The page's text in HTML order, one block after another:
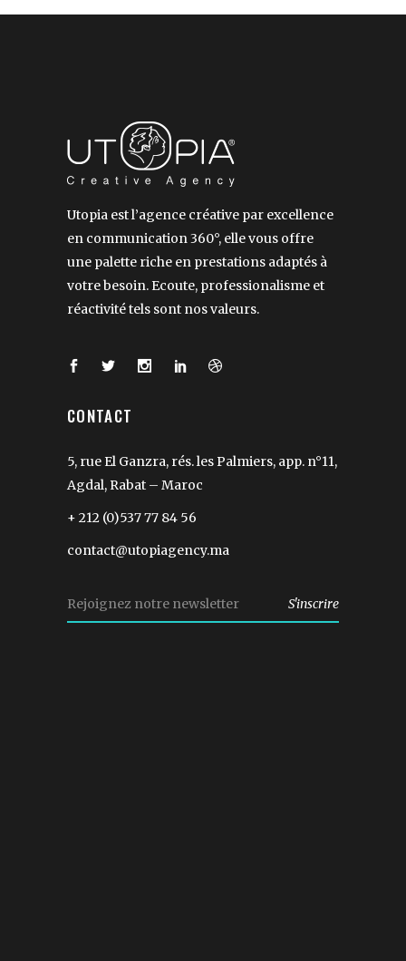
Utopia est l’agence créative par excellence
en communication 360°, elle vous offre
une palette riche en prestations adaptés à
votre besoin. Ecoute, professionalisme et
réactivité tels sont nos valeurs.
CONTACT
5, rue El Ganzra, rés. les Palmiers, app. n°11,
Agdal, Rabat – Maroc
+ 212 (0)537 77 84 56
contact@utopiagency.ma